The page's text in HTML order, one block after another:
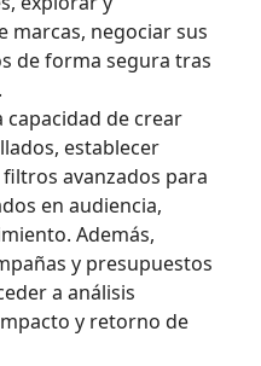
marcas, negociar sus
de forma segura tras
capacidad de crear
establecer
avanzados para
en audiencia,
Además,
y presupuestos
a análisis
y retorno de